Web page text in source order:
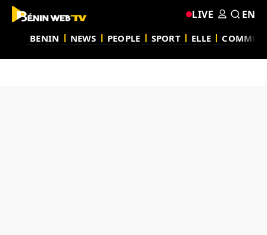
BENIN NEWS PEOPLE SPORT ELLE
LIVE EN